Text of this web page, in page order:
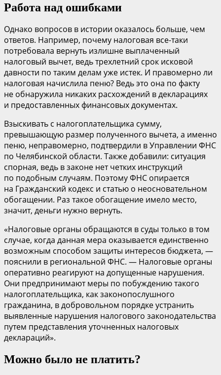
Работа над ошибками
Однако вопросов в истории оказалось больше, чем
ответов. Например, почему налоговая все-таки
потребовала вернуть излишне выплаченный
налоговый вычет, ведь трехлетний срок исковой
давности по таким делам уже истек. И правомерно ли
налоговая начислила пеню? Ведь это она по факту
не обнаружила никаких расхождений в декларациях
и предоставленных финансовых документах.
Взыскивать с налогоплательщика сумму,
превышающую размер полученного вычета, а именно
пеню, неправомерно, подтвердили в Управлении ФНС
по Челябинской области. Также добавили: ситуация
спорная, ведь в законе нет четких инструкций
по подобным случаям. Поэтому ФНС опирается
на Гражданский кодекс и статью о неосновательном
обогащении. Раз такое обогащение имело место,
значит, деньги нужно вернуть.
«Налоговые органы обращаются в суды только в том
случае, когда данная мера оказывается единственно
возможным способом защиты интересов бюджета, —
пояснили в региональной ФНС. — Налоговые органы
оперативно реагируют на допущенные нарушения.
Они предпринимают меры по побуждению такого
налогоплательщика, как законопослушного
гражданина, в добровольном порядке устранить
выявленные нарушения налогового законодательства
путем представления уточненных налоговых
деклараций».
Можно было не платить?